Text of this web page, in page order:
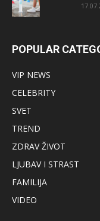
POPULAR
VIP NEWS
CELEBRITY
SVET
TREND
ZDRAV ŽIVOT
LJUBAV I STRAST
FAMILIJA
VIDEO